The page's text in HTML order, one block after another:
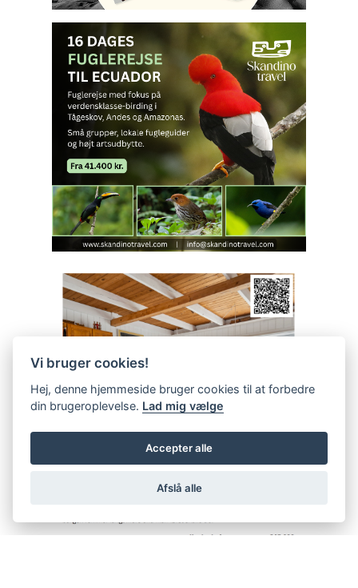
Vi bruger cookies!
Hej, denne hjemmeside bruger cookies til at forbedre
din brugeroplevelse. Lad mig vælge
Accepter alle
Afslå alle